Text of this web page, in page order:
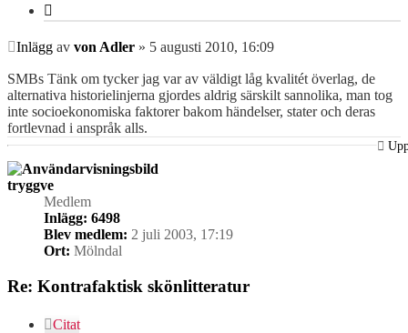
Inlägg av von Adler » 5 augusti 2010, 16:09
SMBs Tänk om tycker jag var av väldigt låg kvalitét överlag, de
alternativa historielinjerna gjordes aldrig särskilt sannolika, man tog
inte socioekonomiska faktorer bakom händelser, stater och deras
fortlevnad i anspråk alls.
tryggve
Medlem
Inlägg: 6498
Blev medlem: 2 juli 2003, 17:19
Ort: Mölndal
Re: Kontrafaktisk skönlitteratur
Citat